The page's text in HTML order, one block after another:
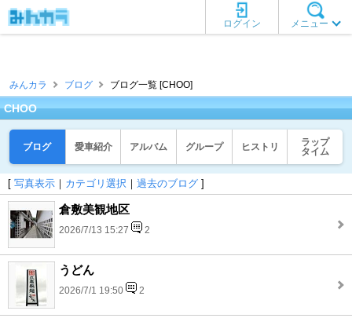
メニュー
ログイン
みんカラ ブログ ブログ一覧 [CHOO]
CHOO
ブログ 愛車紹介 アルバム グループ ヒストリ
ラップ
タイム
[ 写真表示 ｜ カテゴリ選択 ｜ 過去のブログ ]
倉敷美観地区
2026/7/13 15:27 2
うどん
2026/7/1 19:50 2